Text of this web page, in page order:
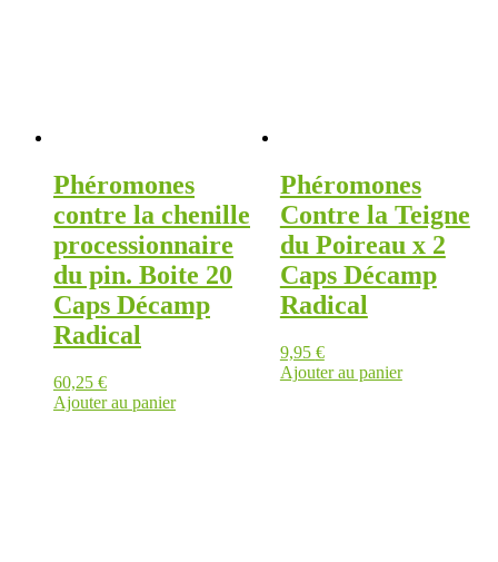
Phéromones
contre la chenille
processionnaire
du pin. Boite 20
Caps Décamp
Radical
60,25 €
Ajouter au panier
Phéromones
Contre la Teigne
du Poireau x 2
Caps Décamp
Radical
9,95 €
Ajouter au panier